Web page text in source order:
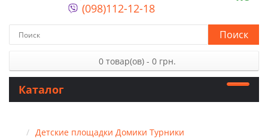
(098)112-12-18
Поиск
0 товар(ов) - 0 грн.
Каталог
Детские площадки Домики Турники